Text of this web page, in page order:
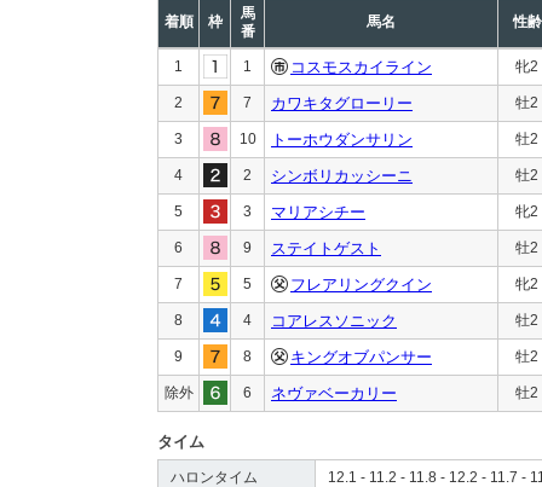
着順 枠
馬
番
馬名 性齢
1 1 コスモスカイライン 牝2
2 7 カワキタグローリー 牡2
3 10 トーホウダンサリン 牡2
4 2 シンボリカッシーニ 牡2
5 3 マリアシチー 牝2
6 9 ステイトゲスト 牡2
7 5 フレアリングクイン 牝2
8 4 コアレスソニック 牡2
9 8 キングオブパンサー 牡2
除外 6 ネヴァベーカリー 牡2
タイム
ハロンタイム 12.1 - 11.2 - 11.8 - 12.2 - 11.7 -